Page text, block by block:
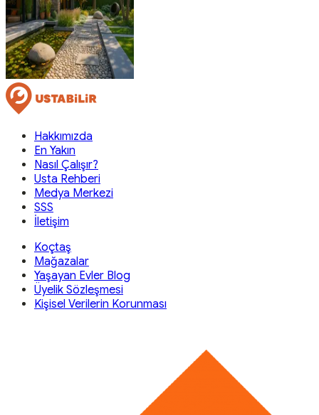
Hakkımızda
En Yakın
Nasıl Çalışır?
Usta Rehberi
Medya Merkezi
SSS
İletişim
Koçtaş
Mağazalar
Yaşayan Evler Blog
Üyelik Sözleşmesi
Kişisel Verilerin Korunması